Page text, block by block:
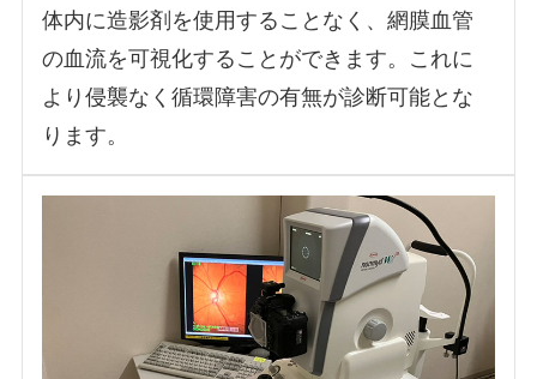
体内に造影剤を使用することなく、網膜血管
の血流を可視化することができます。これに
より侵襲なく循環障害の有無が診断可能とな
ります。